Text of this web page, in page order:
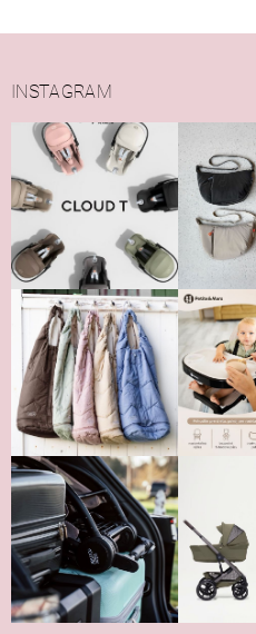
Vložením hodnotenie súhlasíte
osobných údajov
INSTAGRAM